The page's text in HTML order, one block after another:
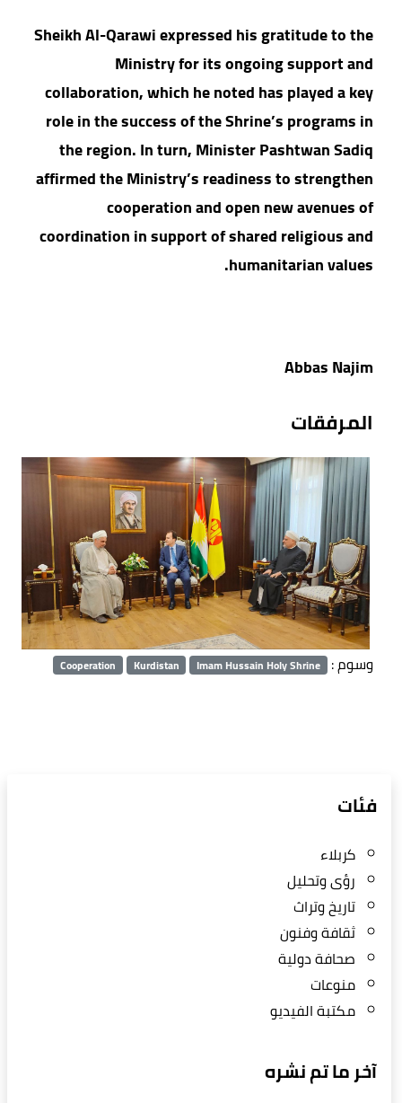
Sheikh Al-Qarawi expressed his gratitude to the
Ministry for its ongoing support and
collaboration, which he noted has played a key
role in the success of the Shrine’s programs in
the region. In turn, Minister Pashtwan Sadiq
affirmed the Ministry’s readiness to strengthen
cooperation and open new avenues of
coordination in support of shared religious and
humanitarian values.
Abbas Najim
المرفقات
وسوم : Imam Hussain Holy Shrine
Kurdistan
Cooperation
فئات
كربلاء
رؤى وتحليل
تاريخ وتراث
ثقافة وفنون
صحافة دولية
منوعات
مكتبة الفيديو
آخر ما تم نشره